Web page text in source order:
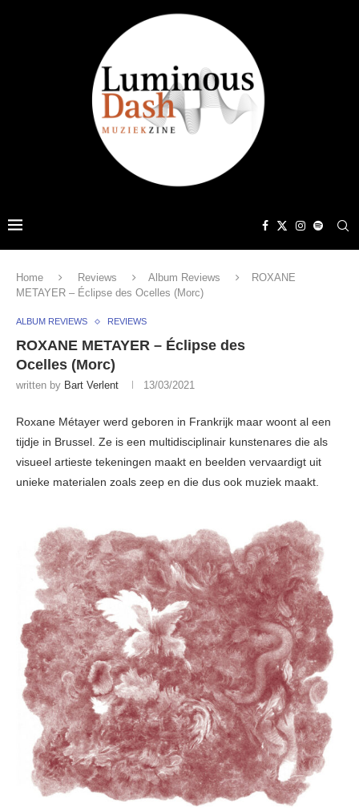
Home Reviews Album Reviews
ROXANE
METAYER – Éclipse des Ocelles (Morc)
ALBUM REVIEWS REVIEWS
ROXANE METAYER – Éclipse des
Ocelles (Morc)
written by Bart Verlent 13/03/2021
Roxane Métayer werd geboren in Frankrijk maar woont al een
tijdje in Brussel. Ze is een multidisciplinair kunstenares die als
visueel artieste tekeningen maakt en beelden vervaardigt uit
unieke materialen zoals zeep en die dus ook muziek maakt.